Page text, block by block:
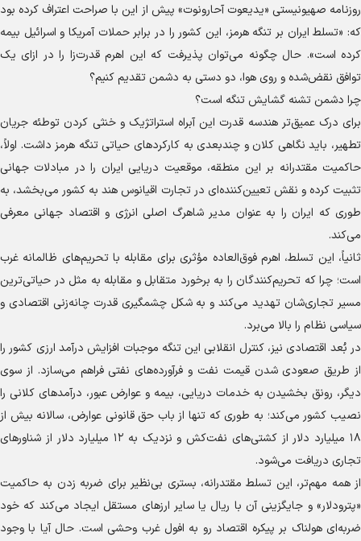
روزنامه صهیونیستی «یدیعوت آحارونوت» پیش از این با صراحت اعتراف کرده بود
که: «تسلط ایران بر تنگه هرمز، این کشور را در برابر حملات آمریکا و اسرائیل بیمه
کرده است». حال چگونه می‌توان پذیرفت که این اهرم قدرت‌زا را در ازای یک
توافق نقض‌شده و روی هوا، دو دستی به دشمن تقدیم کنیم؟
چرا دشمن تشنه گشایش تنگه است؟
برای درک عمیق‌تر هندسه قدرت این آبراه استراتژیک و خنثی کردن توطئه جریان
تطهیر، باید نگاهی کلان و چندبعدی به کارکردهای حیاتی تنگه هرمز داشت. اولاً،
حاکمیت مقتدرانه بر این منطقه، موقعیت دریایی ایران را در مبادلات جهانی
تثبیت کرده و نقش تعیین‌کننده‌ای در تجارت اقیانوس هند به کشور می‌بخشد، به
طوری که ایران را به عنوان مدیر شاهرگ اصلی انرژی و اقتصاد جهانی معرفی
می‌کند.
ثانیاً، این تسلط، اهرم فوق‌العاده مؤثری برای مقابله با تحریم‌های ظالمانه غرب
است؛ چرا که تحریم‌کنندگان را به برخورد متقابل و مقابله به مثل در حیاتی‌ترین
مسیر تجاری‌شان تهدید می‌کند و به شکل چشمگیری قدرت چانه‌زنی اقتصادی و
سیاسی نظام را بالا می‌برد.
در بُعد اقتصادی نیز، کنترل انقلابی این تنگه موجبات افزایش درآمد ارزی کشور را
از طریق صعودی شدن قیمت نفت و فرآورده‌های نفتی فراهم می‌سازد. از سوی
دیگر، رونق بخشیدن به خدمات دریایی، بیمه و عوارض عبور، درآمدهای کلانی را
نصیب کشور می‌کند؛ به طوری که تنها از باب حق قانونی عوارض، سالانه بیش از
۱۸ میلیارد دلار از کشتی‌های نفت‌کش و نزدیک به ۱۲ میلیارد دلار از شناورهای
تجاری دریافت می‌شود.
از همه مهم‌تر، این تسلط مقتدرانه، بستری بی‌نظیر برای ضربه زدن به حاکمیت
«پترودلار» و جایگزینی آن با ریال یا سایر ارزهای مستقل ایجاد می‌کند که خود
ضربه‌ای هولناک بر پیکره اقتصاد رو به افول غرب وحشی است. حال آیا با وجود